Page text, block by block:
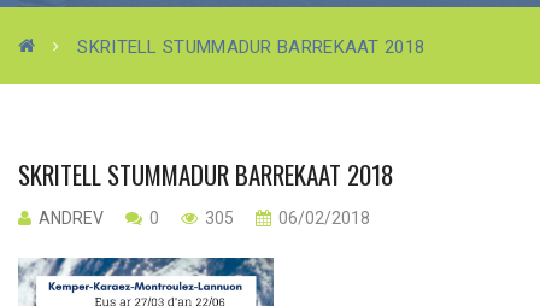
SKRITELL STUMMADUR BARREKAAT 2018
SKRITELL STUMMADUR BARREKAAT 2018
ANDREV 0 305 06/02/2018